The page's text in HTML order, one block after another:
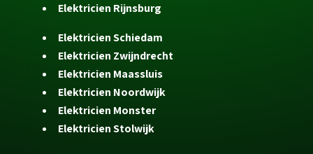
Elektricien Rijnsburg
Elektricien Schiedam
Elektricien Zwijndrecht
Elektricien Maassluis
Elektricien Noordwijk
Elektricien Monster
Elektricien Stolwijk